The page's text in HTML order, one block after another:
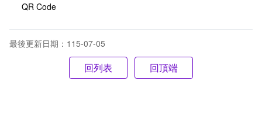
QR Code
最後更新日期：115-07-05
回頂端